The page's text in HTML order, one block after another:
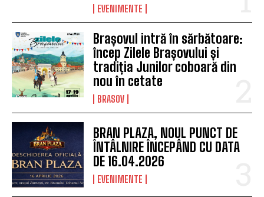
EVENIMENTE
Brașovul intră în sărbătoare:
încep Zilele Brașovului și
tradiția Junilor coboară din
nou în cetate
BRASOV
BRAN PLAZA, NOUL PUNCT DE
ÎNTÂLNIRE ÎNCEPÂND CU DATA
DE 16.04.2026
EVENIMENTE